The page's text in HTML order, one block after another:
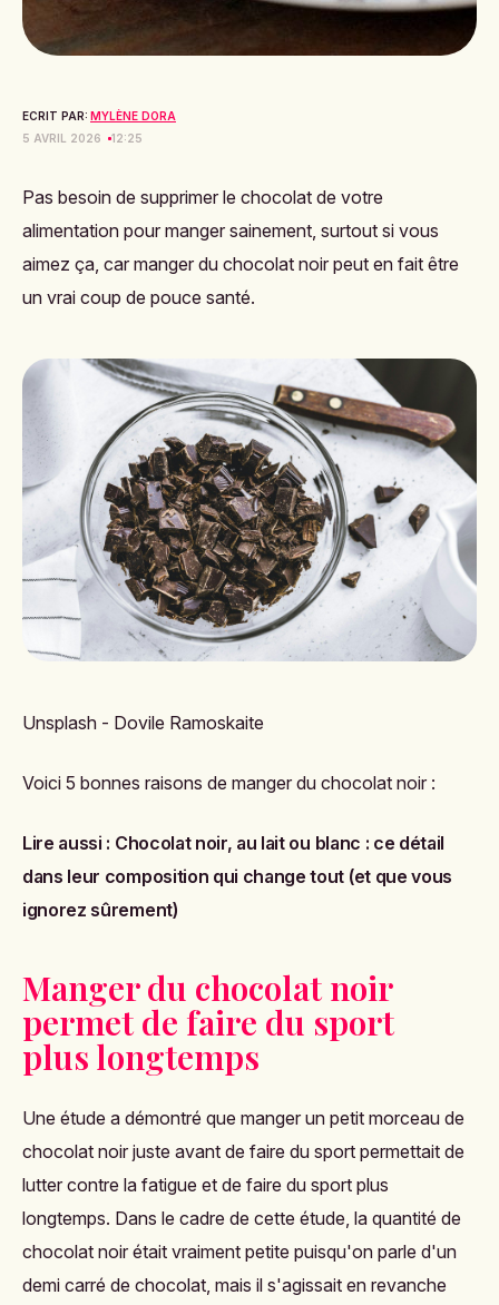
ECRIT PAR: MYLÈNE DORA
5 AVRIL 2026
12:25
Pas besoin de supprimer le chocolat de votre
alimentation pour manger sainement, surtout si vous
aimez ça, car manger du chocolat noir peut en fait être
un vrai coup de pouce santé.
Unsplash - Dovile Ramoskaite
Voici 5 bonnes raisons de manger du chocolat noir :
Lire aussi : Chocolat noir, au lait ou blanc : ce détail
dans leur composition qui change tout (et que vous
ignorez sûrement)
Manger du chocolat noir
permet de faire du sport
plus longtemps
Une étude a démontré que manger un petit morceau de
chocolat noir juste avant de faire du sport permettait de
lutter contre la fatigue et de faire du sport plus
longtemps. Dans le cadre de cette étude, la quantité de
chocolat noir était vraiment petite puisqu'on parle d'un
demi carré de chocolat, mais il s'agissait en revanche